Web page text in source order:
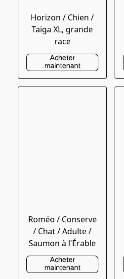
Horizon / Chien /
Taiga XL, grande
race
Acheter
maintenant
Roméo / Conserve
/ Chat / Adulte /
Saumon à l'Érable
Acheter
maintenant